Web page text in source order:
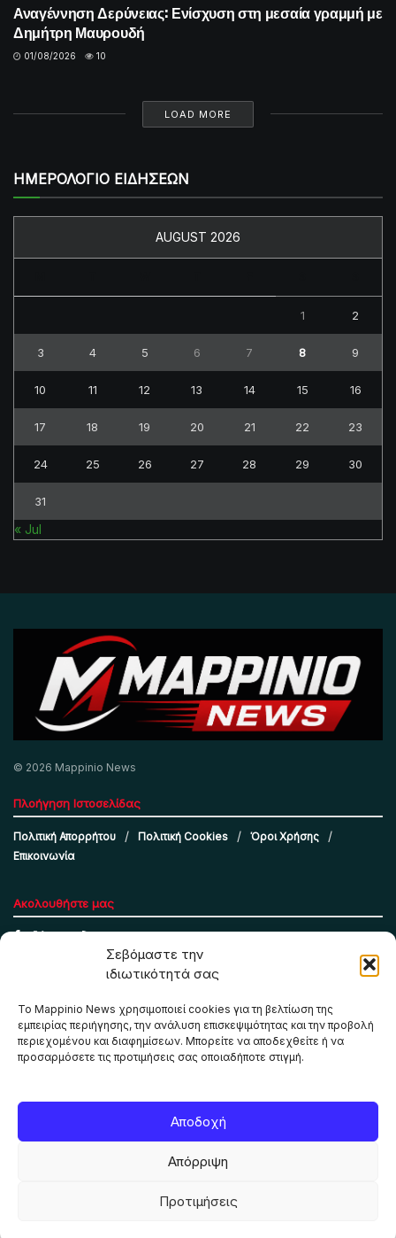
Σεβόμαστε την
ιδιωτικότητά σας
Το Mappinio News χρησιμοποιεί cookies για τη βελτίωση της
εμπειρίας περιήγησης, την ανάλυση επισκεψιμότητας και την προβολή
περιεχομένου και διαφημίσεων. Μπορείτε να αποδεχθείτε ή να
προσαρμόσετε τις προτιμήσεις σας οποιαδήποτε στιγμή.
Αποδοχή
Απόρριψη
Προτιμήσεις
Αναγέννηση Δερύνειας: Ενίσχυση στη μεσαία γραμμή με
Δημήτρη Μαυρουδή
01/08/2026 10
LOAD MORE
ΗΜΕΡΟΛΟΓΙΟ ΕΙΔΗΣΕΩΝ
AUGUST 2026
1 2
3 4 5 6 7 8 9
10 11 12 13 14 15 16
17 18 19 20 21 22 23
24 25 26 27 28 29 30
31
« Jul
© 2026 Mappinio News
Πλοήγηση Ιστοσελίδας
Πολιτική Απορρήτου Πολιτική Cookies
Όροι Χρήσης
Επικοινωνία
Ακολουθήστε μας
Το Mappinio.net χρησιμοποιεί cookies για τη σωστή
λειτουργία της ιστοσελίδας, την ανάλυση επισκεψιμότητας
και την προβολή εξατομικευμένου περιεχομένου. Πατώντας
αλλάξετε τις προτιμήσεις σας οποιαδήποτε στιγμή.